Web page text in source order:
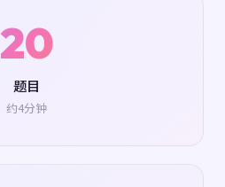
20
题目
约4分钟